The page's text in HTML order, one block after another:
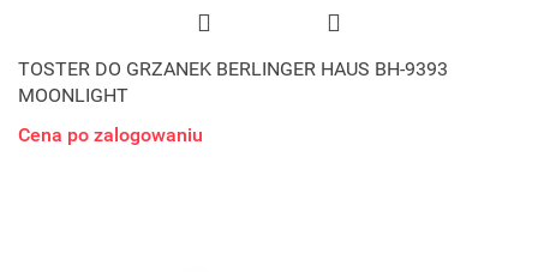
TOSTER DO GRZANEK BERLINGER HAUS BH-9393
MOONLIGHT
Cena po zalogowaniu